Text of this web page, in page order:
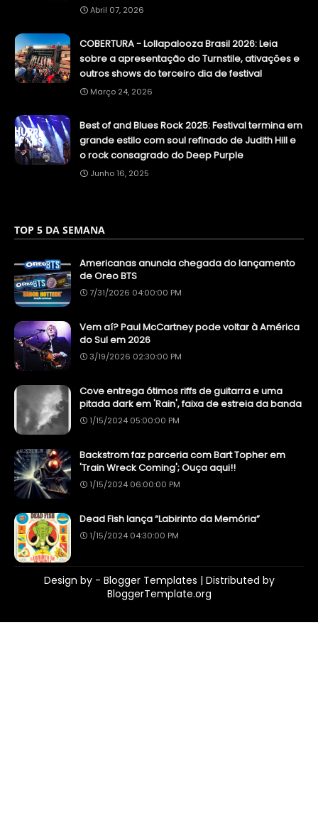
Abril 07, 2026
COBERTURA - Lollapalooza Brasil 2026: Leia
sobre a apresentação do Turnstile, ativações e
outros shows do terceiro dia de festival
Março 24, 2026
Best of and Blues Rock 2025: Festival termina em
grande estilo com soul refinado de Judith Hill e
o rock consagrado do Deep Purple
Junho 16, 2025
TOP 5 DA SEMANA
Americanas anuncia chegada do lançamento
de Oreo BTS
7/31/2026 04:00:00 PM
Vem aí? Paul McCartney pode voltar à América
do Sul em 2026
3/19/2026 02:30:00 PM
Cove entrega ótimos riffs de guitarra e uma
pitada dark em 'Rain', faixa de estreia da banda
1/15/2024 05:00:00 PM
Backstrom faz parceria com Bart Topher em
'Train Wreck Coming'; Ouça aqui!!
1/15/2024 06:00:00 PM
Dead Fish lança “Labirinto da Memória”
1/15/2024 04:30:00 PM
Design by - Blogger Templates | Distributed by
BloggerTemplate.org